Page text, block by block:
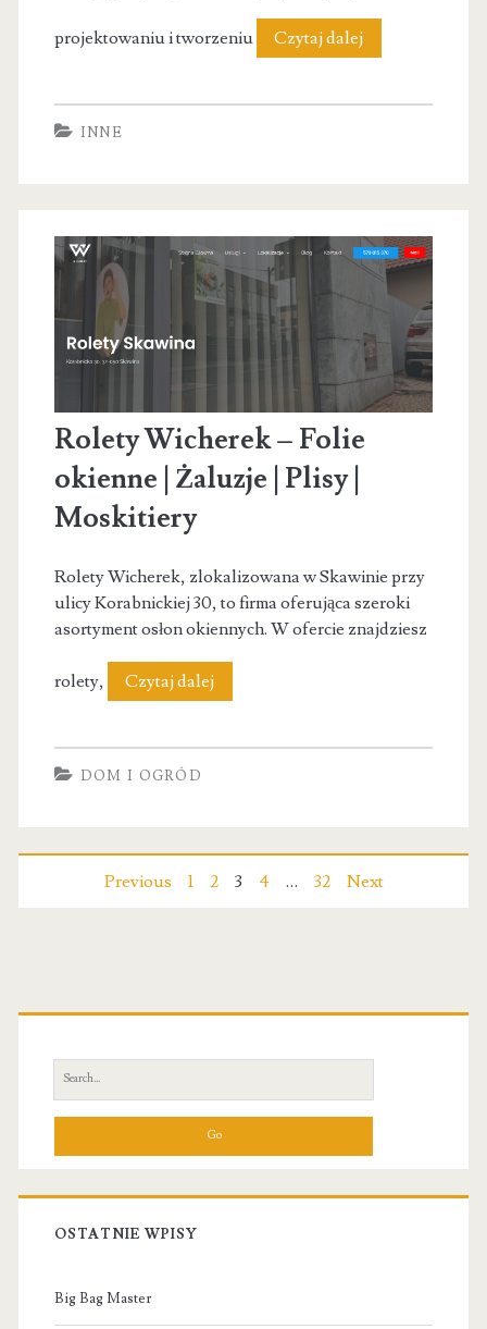
projektowaniu i tworzeniu Czytaj dalejKamieniarz
INNE
Rolety Wicherek – Folie
okienne | Żaluzje | Plisy |
Moskitiery
Rolety Wicherek, zlokalizowana w Skawinie przy
ulicy Korabnickiej 30, to firma oferująca szeroki
asortyment osłon okiennych. W ofercie znajdziesz
rolety, Czytaj dalejRolety
|
DOM I OGRÓD
Nawigacja
wpisach
Previous 1 2 3 4 … 32 Next
Primary
Sidebar
Search
for:
OSTATNIE WPISY
Big Bag Master